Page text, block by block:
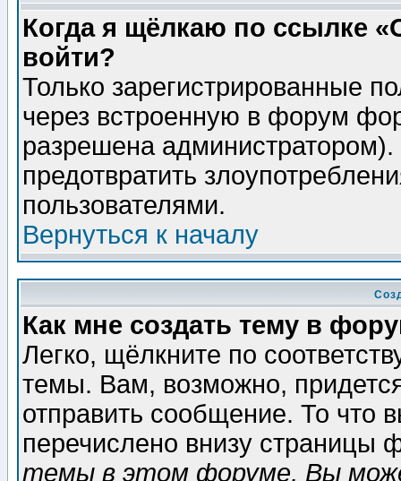
Когда я щёлкаю по ссылке
войти?
Только зарегистрированные
через встроенную в форум
разрешена
предотвратить
пользователями.
Вернуться к началу
Как мне создать тему в
Легко, щёлкните по
темы. Вам, возможно,
отправить сообщение. То что
перечислено внизу страницы
темы в этом форуме, Вы